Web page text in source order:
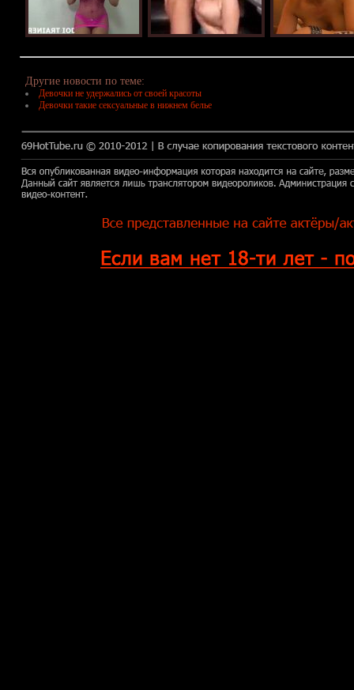
Другие новости по теме:
Девочки не удержались от своей красоты
Девочки такие сексуальные в нижнем белье